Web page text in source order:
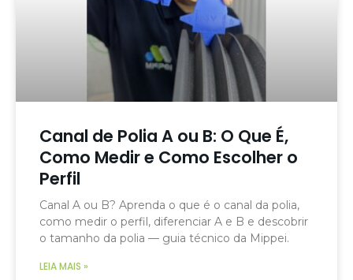
Canal de Polia A ou B: O Que É,
Como Medir e Como Escolher o
Perfil
Canal A ou B? Aprenda o que é o canal da polia,
como medir o perfil, diferenciar A e B e descobrir
o tamanho da polia — guia técnico da Mippei.
LEIA MAIS »